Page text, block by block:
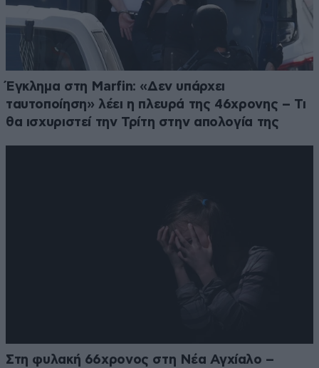
Έγκλημα στη Marfin: «Δεν υπάρχει
ταυτοποίηση» λέει η πλευρά της 46χρονης – Τι
θα ισχυριστεί την Τρίτη στην απολογία της
Στη φυλακή 66χρονος στη Νέα Αγχίαλο –